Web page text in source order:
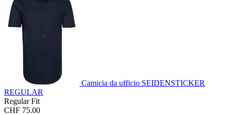
Camicia da ufficio SEIDENSTICKER
REGULAR
Regular Fit
CHF 75.00